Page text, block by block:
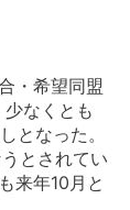
・希望同盟
少なくとも
となった。
とされてい
来年10月と